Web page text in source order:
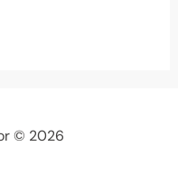
© 2026